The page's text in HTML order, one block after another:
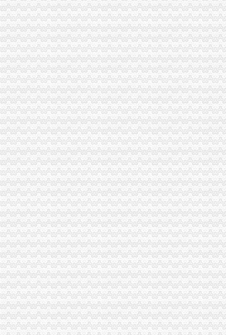
江北区区长何贵对江北局重庆税务注销信息专报作出批示
九龙坡局重庆分公司注销采取三项措施化电子商务监管
丰都局创新“五学”重庆代办公司模式深入开展创先争优活动
南川区区长谭家玲对南川局重庆税务注销信息作出批示
荣昌工商市重庆营业执照注销政联合出击整户外广告见成效
黔江局重庆税务注销三项措施加红盾图书室建设
合川区新增6件重庆市重庆分公司注销著名商标